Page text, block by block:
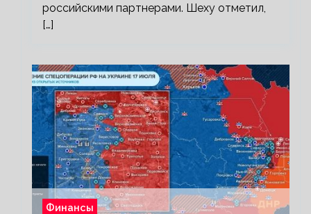
российскими партнерами. Шеху отметил,
[…]
Финансы